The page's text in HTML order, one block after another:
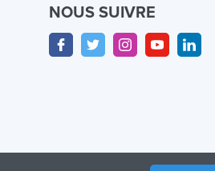
NOUS SUIVRE